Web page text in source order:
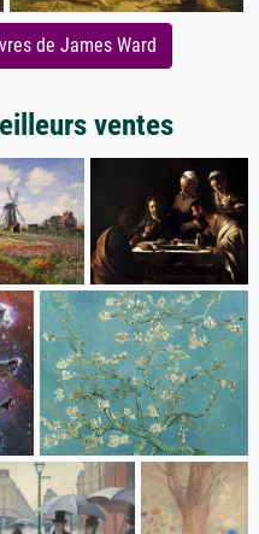
de James Ward
ventes